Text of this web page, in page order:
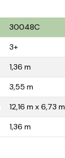
30048C
3+
1,36 m
3,55 m
12,16 m x 6,73 m
1,36 m